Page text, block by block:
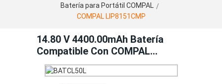
Batería para Portátil COMPAL
COMPAL LIP8151CMP
14.80 V 4400.00mAh Batería
Compatible Con COMPAL
LIP8151CMP